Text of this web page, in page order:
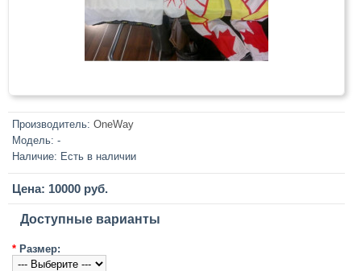
Производитель: OneWay
Модель: -
Наличие: Есть в наличии
Цена: 10000 руб.
Доступные варианты
* Размер: